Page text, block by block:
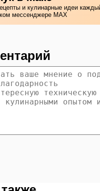
и кулинарные идеи
мессенджере MAX